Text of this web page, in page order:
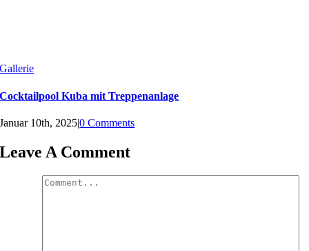
Gallerie
Cocktailpool Kuba mit Treppenanlage
Januar 10th, 2025|0 Comments
Leave A Comment